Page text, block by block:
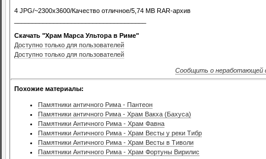
4 JPG/~2300x3600/Качество отличное/5,74 MB RAR-архив
Скачать "Храм Марса Ультора в Риме"
Доступно только для пользователей
Доступно только для пользователей
Сообщить о неработающей
Похожие материалы:
Памятники античного Рима - Пантеон
Памятники античного Рима - Храм Вакха (Бахуса)
Памятники Античного Рима - Храм Фавна
Памятники Античного Рима - Храм Весты у реки Тибр
Памятники Античного Рима - Храм Весты в Тиволи
Памятники Античного Рима - Храм Фортуны Вирилис